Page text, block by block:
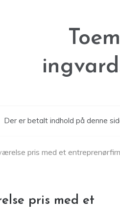
Der er betalt indhold på denne
pris med et
pris med et